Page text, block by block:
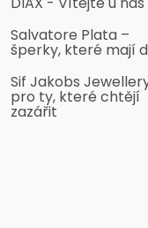
Salvatore Plata –
šperky, které mají
Sif Jakobs
pro ty, které chtějí
zazářit